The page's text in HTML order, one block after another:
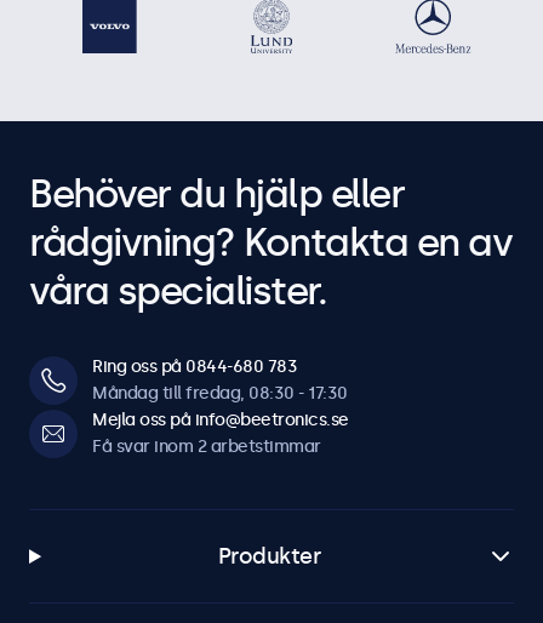
Behöver du hjälp eller
rådgivning? Kontakta en av
våra specialister.
Ring oss på 0844-680 783
Måndag till fredag, 08:30 - 17:30
Mejla oss på info@beetronics.se
Få svar inom 2 arbetstimmar
Produkter